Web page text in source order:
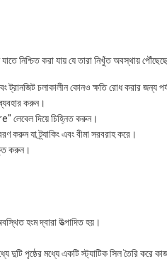
নিশ্চিত করা যায় যে তারা নিখুঁত অবস্থায়
চলাকালীন কোনও ক্ষতি রোধ করার জন্য
করুন।
লেবেল দিয়ে চিহ্নিত করুন।
করুন যা ট্র্যাকিং এবং বীমা সরবরাহ করে।
করুন।
হংম দ্বারা উত্পাদিত হয়।
দুটি পৃষ্ঠের মধ্যে একটি স্ট্যাটিক সিল তৈরি করে